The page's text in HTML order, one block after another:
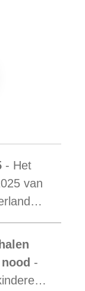
- Het
van
het
-